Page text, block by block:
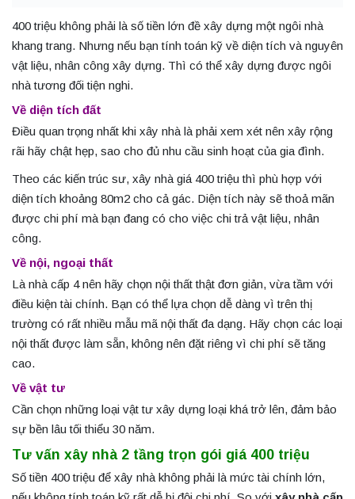
400 triệu không phải là số tiền lớn đề xây dựng một ngôi nhà
khang trang. Nhưng nếu bạn tính toán kỹ về diện tích và nguyên
vật liệu, nhân công xây dựng. Thì có thể xây dựng được ngôi
nhà tương đối tiện nghi.
Về diện tích đất
Điều quan trọng nhất khi xây nhà là phải xem xét nên xây rộng
rãi hãy chật hẹp, sao cho đủ nhu cầu sinh hoạt của gia đình.
Theo các kiến trúc sư, xây nhà giá 400 triệu thì phù hợp với
diện tích khoảng 80m2 cho cả gác. Diện tích này sẽ thoả mãn
được chi phí mà bạn đang có cho việc chi trả vật liệu, nhân
công.
Về nội, ngoại thất
Là nhà cấp 4 nên hãy chọn nội thất thật đơn giản, vừa tầm với
điều kiện tài chính. Bạn có thể lựa chọn dễ dàng vì trên thị
trường có rất nhiều mẫu mã nội thất đa dạng. Hãy chọn các loại
nội thất được làm sẵn, không nên đặt riêng vì chi phí sẽ tăng
cao.
Về vật tư
Cần chọn những loại vật tư xây dựng loại khá trở lên, đảm bảo
sự bền lâu tối thiểu 30 năm.
Tư vấn xây nhà 2 tầng trọn gói giá 400 triệu
Số tiền 400 triệu để xây nhà không phải là mức tài chính lớn,